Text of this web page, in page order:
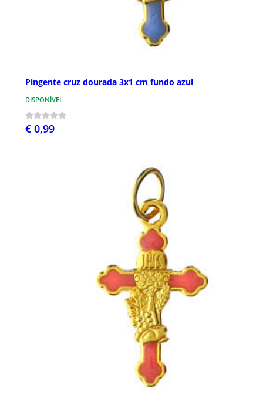
Pingente cruz dourada 3x1 cm fundo azul
DISPONÍVEL
€ 0,99